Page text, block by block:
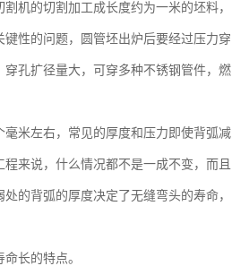
机的切割加工成长度约为一米的坯料，
性的问题，圆管坯出炉后要经过压力穿
孔扩径量大，可穿多种不锈钢管件，燃
米左右，常见的厚度和压力即使背弧减
来说，什么情况都不是一成不变，而且
的背弧的厚度决定了无缝弯头的寿命，
长的特点。